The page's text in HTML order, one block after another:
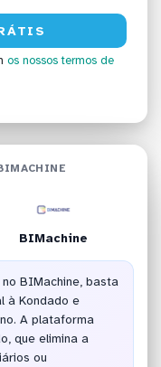
os nossos termos de
BIMachine
BIMachine, basta
à Kondado e
A plataforma
que elimina a
ou